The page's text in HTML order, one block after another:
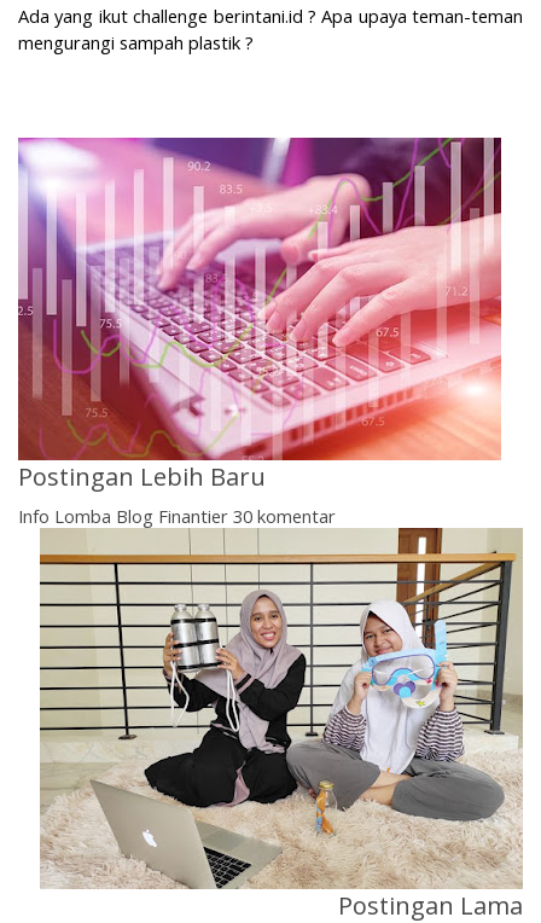
Ada yang ikut challenge berintani.id ? Apa upaya teman-teman
mengurangi sampah plastik ?
Postingan Lebih Baru
Info Lomba Blog Finantier 30 komentar
Postingan Lama